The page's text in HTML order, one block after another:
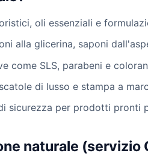
oli essenziali e
alla glicerina, saponi
come SLS, parabeni e
di lusso e stampa a
sicurezza per prodotti pronti
naturale (servizio